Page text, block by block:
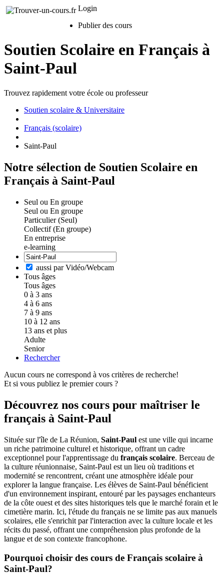
Login
Publier des cours
Soutien Scolaire en Français à
Saint-Paul
Trouvez rapidement votre école ou professeur
Soutien scolaire & Universitaire
Français (scolaire)
Saint-Paul
Notre sélection de Soutien Scolaire en
Français à Saint-Paul
Seul ou En groupe
Seul ou En groupe
Particulier (Seul)
Collectif (En groupe)
En entreprise
e-learning
aussi par Vidéo/Webcam
Tous âges
Tous âges
0 à 3 ans
4 à 6 ans
7 à 9 ans
10 à 12 ans
13 ans et plus
Adulte
Senior
Rechercher
Aucun cours ne correspond à vos critères de recherche!
Et si vous publiez le premier cours ?
Découvrez nos cours pour maîtriser le
français à Saint-Paul
Située sur l'île de La Réunion, Saint-Paul est une ville qui incarne
un riche patrimoine culturel et historique, offrant un cadre
exceptionnel pour l'apprentissage du français scolaire. Berceau de
la culture réunionnaise, Saint-Paul est un lieu où traditions et
modernité se rencontrent, créant une atmosphère idéale pour
explorer la langue française. Les élèves de Saint-Paul bénéficient
d'un environnement inspirant, entouré par les paysages enchanteurs
de la côte ouest et des sites historiques tels que le marché forain et le
cimetière marin. Ici, l'étude du français ne se limite pas aux manuels
scolaires, elle s'enrichit par l'interaction avec la culture locale et les
récits du passé, offrant une compréhension plus profonde de la
langue et de son contexte francophone.
Pourquoi choisir des cours de Français scolaire à
Saint-Paul?